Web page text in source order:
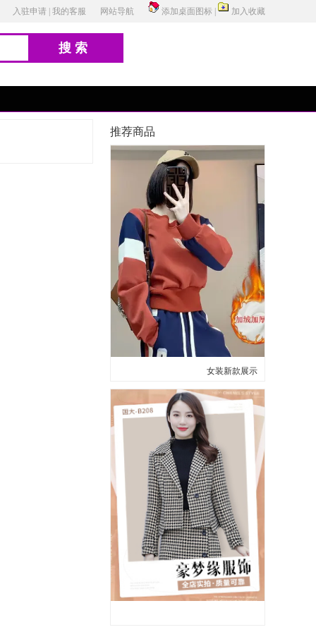
入驻申请 我的客服 网站导航 添加桌面图标 加入收藏
搜索
推荐商品
女装新款展示